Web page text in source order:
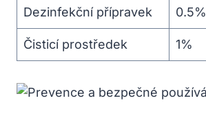
Dezinfekční přípravek 0.5%
Čisticí prostředek 1%